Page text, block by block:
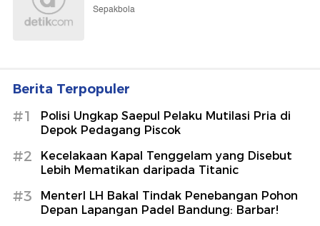
Sepakbola
Berita Terpopuler
#1
Polisi Ungkap Saepul Pelaku Mutilasi Pria di
Depok Pedagang Piscok
#2
Kecelakaan Kapal Tenggelam yang Disebut
Lebih Mematikan daripada Titanic
#3
MenterI LH Bakal Tindak Penebangan Pohon
Depan Lapangan Padel Bandung: Barbar!